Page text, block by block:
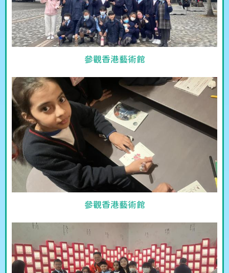
參觀香港藝術館
參觀香港藝術館